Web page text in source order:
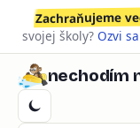
Zachraňujeme
svojej školy? Ozvi
nechodím